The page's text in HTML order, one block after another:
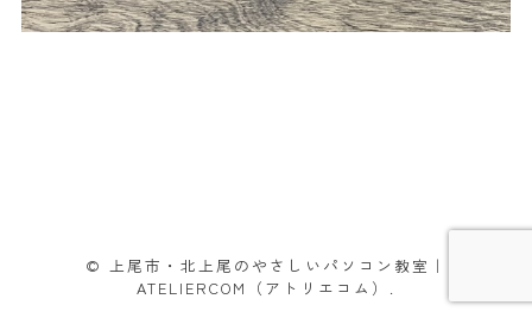
© 上尾市・北上尾のやさしいパソコン教室｜
ATELIERCOM（アトリエコム）.